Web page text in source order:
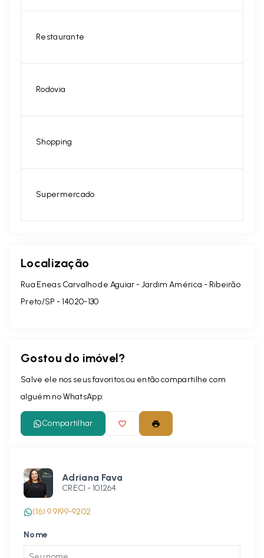
Restaurante
Rodovia
Shopping
Supermercado
Localização
Rua Eneas Carvalho de Aguiar - Jardim América - Ribeirão
Preto/SP - 14020-130
Gostou do imóvel?
Salve ele nos seus favoritos ou então compartilhe com
alguém no WhatsApp:
Compartilhar
Adriana Fava
CRECI - 101264
(16) 9 9199-9202
Nome